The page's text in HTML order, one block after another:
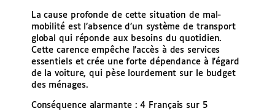
La cause profonde de cette situation de mal-
mobilité est l’absence d’un système de transport
global qui réponde aux besoins du quotidien.
Cette carence empêche l’accès à des services
essentiels et crée une forte dépendance à l’égard
de la voiture, qui pèse lourdement sur le budget
des ménages.
Conséquence alarmante : 4 Français sur 5